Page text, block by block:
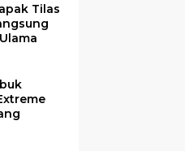
Tilas